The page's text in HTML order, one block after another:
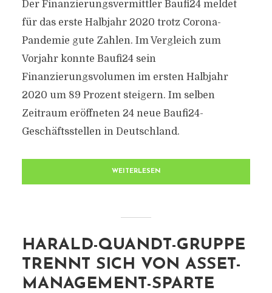
Der Finanzierungsvermittler Baufi24 meldet
für das erste Halbjahr 2020 trotz Corona-
Pandemie gute Zahlen. Im Vergleich zum
Vorjahr konnte Baufi24 sein
Finanzierungsvolumen im ersten Halbjahr
2020 um 89 Prozent steigern. Im selben
Zeitraum eröffneten 24 neue Baufi24-
Geschäftsstellen in Deutschland.
WEITERLESEN
HARALD-QUANDT-GRUPPE
TRENNT SICH VON ASSET-
MANAGEMENT-SPARTE